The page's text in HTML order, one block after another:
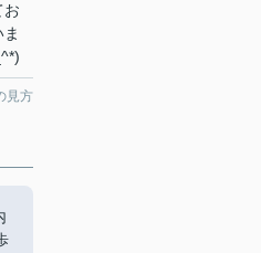
お
見方